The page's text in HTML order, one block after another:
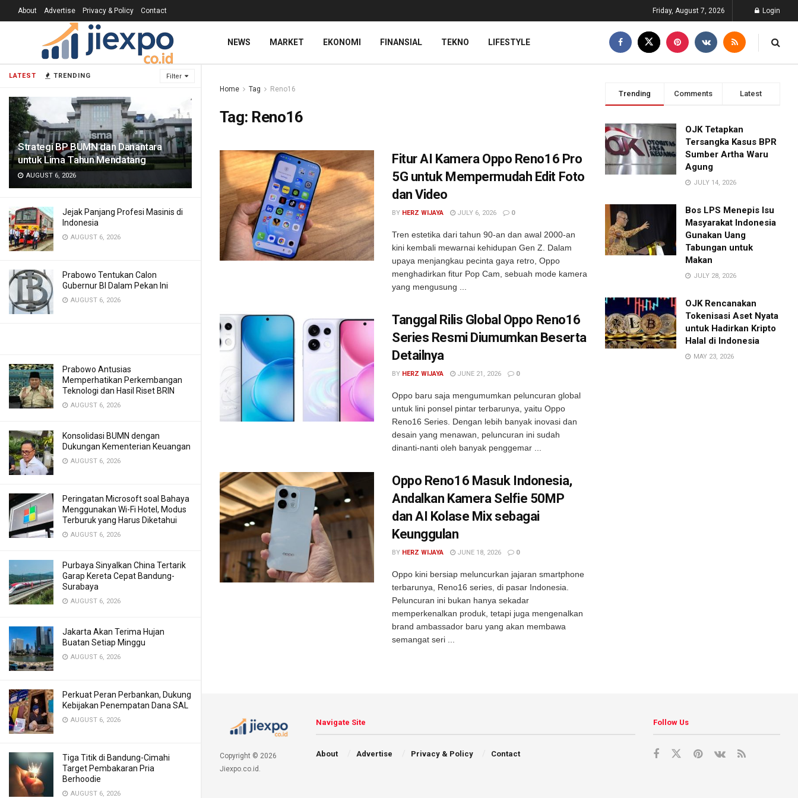
LATEST TRENDING Filter
Strategi BP BUMN dan Danantara
untuk Lima Tahun Mendatang
AUGUST 6, 2026
Jejak Panjang Profesi Masinis di
Indonesia
AUGUST 6, 2026
Prabowo Tentukan Calon
Gubernur BI Dalam Pekan Ini
AUGUST 6, 2026
Prabowo Antusias
Memperhatikan Perkembangan
Teknologi dan Hasil Riset BRIN
AUGUST 6, 2026
Konsolidasi BUMN dengan
Dukungan Kementerian Keuangan
AUGUST 6, 2026
Peringatan Microsoft soal Bahaya
Menggunakan Wi-Fi Hotel, Modus
Terburuk yang Harus Diketahui
AUGUST 6, 2026
Purbaya Sinyalkan China Tertarik
Garap Kereta Cepat Bandung-
Surabaya
AUGUST 6, 2026
Jakarta Akan Terima Hujan
Buatan Setiap Minggu
AUGUST 6, 2026
Perkuat Peran Perbankan, Dukung
Kebijakan Penempatan Dana SAL
AUGUST 6, 2026
Tiga Titik di Bandung-Cimahi
Target Pembakaran Pria
Berhoodie
AUGUST 6, 2026
About Advertise Privacy & Policy Contact Friday, August 7, 2026 Login
NEWS MARKET EKONOMI FINANSIAL TEKNO LIFESTYLE
Home Tag Reno16
Tag: Reno16
Fitur AI Kamera Oppo Reno16 Pro
5G untuk Mempermudah Edit Foto
dan Video
BY HERZ WIJAYA JULY 6, 2026 0
Tren estetika dari tahun 90-an dan awal 2000-an
kini kembali mewarnai kehidupan Gen Z. Dalam
upaya menjangkau pecinta gaya retro, Oppo
menghadirkan fitur Pop Cam, sebuah mode kamera
yang mengusung ...
Tanggal Rilis Global Oppo Reno16
Series Resmi Diumumkan Beserta
Detailnya
BY HERZ WIJAYA JUNE 21, 2026 0
Oppo baru saja mengumumkan peluncuran global
untuk lini ponsel pintar terbarunya, yaitu Oppo
Reno16 Series. Dengan lebih banyak inovasi dan
desain yang menawan, peluncuran ini sudah
dinanti-nanti oleh banyak penggemar ...
Oppo Reno16 Masuk Indonesia,
Andalkan Kamera Selfie 50MP
dan AI Kolase Mix sebagai
Keunggulan
BY HERZ WIJAYA JUNE 18, 2026 0
Oppo kini bersiap meluncurkan jajaran smartphone
terbarunya, Reno16 series, di pasar Indonesia.
Peluncuran ini bukan hanya sekadar
memperkenalkan produk, tetapi juga mengenalkan
brand ambassador baru yang akan membawa
semangat seri ...
Trending Comments Latest
OJK Tetapkan
Tersangka Kasus BPR
Sumber Artha Waru
Agung
JULY 14, 2026
Bos LPS Menepis Isu
Masyarakat Indonesia
Gunakan Uang
Tabungan untuk
Makan
JULY 28, 2026
OJK Rencanakan
Tokenisasi Aset Nyata
untuk Hadirkan Kripto
Halal di Indonesia
MAY 23, 2026
Copyright © 2026
Jiexpo.co.id.
Navigate Site
About Advertise Privacy & Policy Contact
Follow Us